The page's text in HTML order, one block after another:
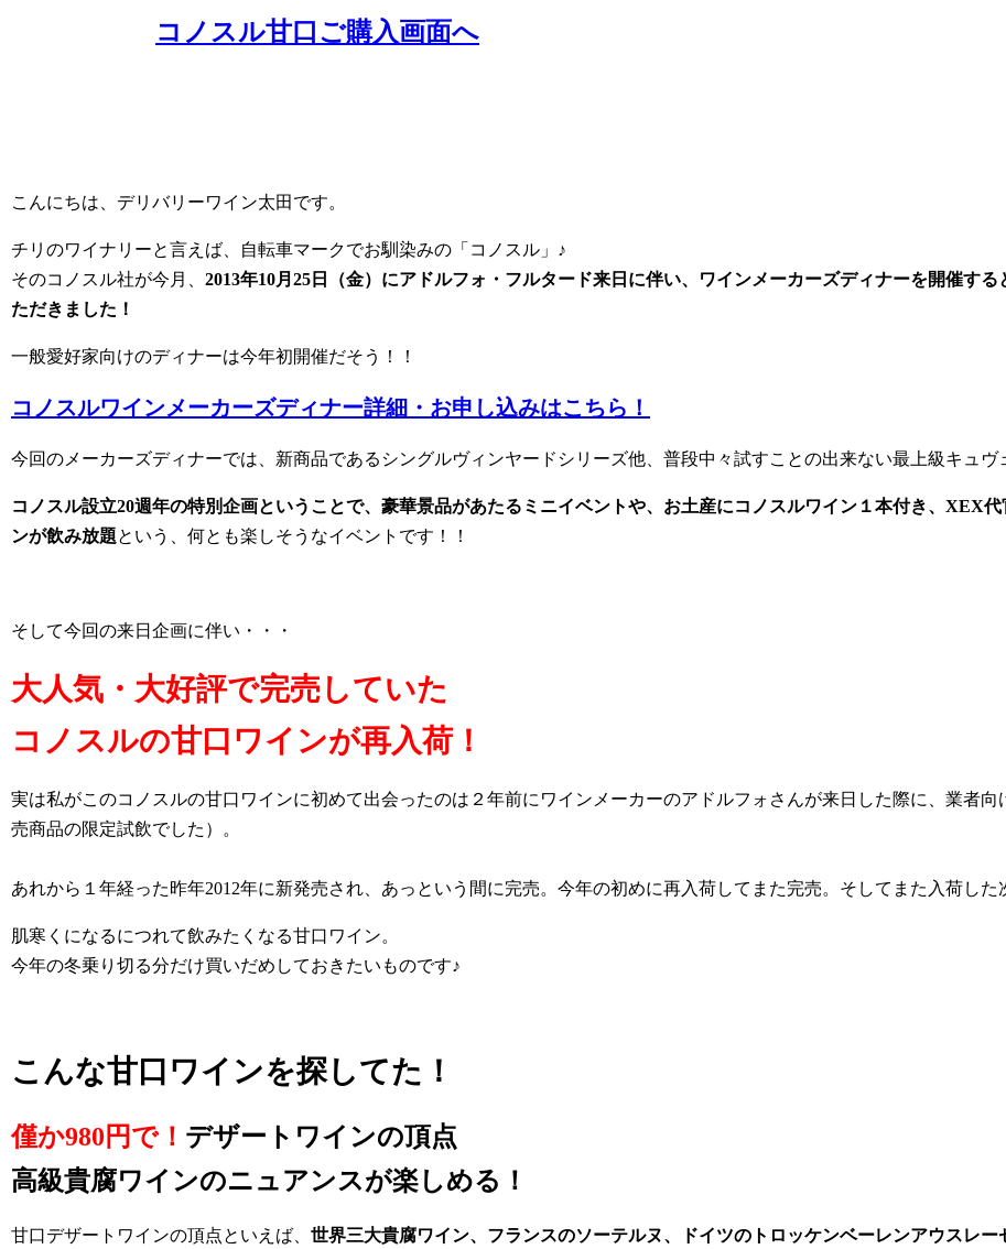
コノスル甘口ご購入画面へ
こんにちは、デリバリーワイン太田です。
チリのワイナリーと言えば、自転車マークでお馴染みの「コノスル」♪
そのコノスル社が今月、 2013年10月25日（金）にアドルフォ・フルタード来日に伴い、ワインメーカーズディナーを開催す
ただきました！
一般愛好家向けのディナーは今年初開催だそう！！
コノスルワインメーカーズディナー詳細・お申し込みはこちら！
今回のメーカーズディナーでは、新商品であるシングルヴィンヤードシリーズ他、普段中々試すことの出来ない最上級キュヴ
コノスル設立20週年の特別企画ということで、豪華景品があたるミニイベントや、お土産にコノスルワイン１本付き、XEX
ンが飲み放題という、何とも楽しそうなイベントです！！
そして今回の来日企画に伴い・・・
大人気・大好評で完売していた
コノスルの甘口ワインが再入荷！
実は私がこのコノスルの甘口ワインに初めて出会ったのは２年前にワインメーカーのアドルフォさんが来日した際に、業者
売商品の限定試飲でした）。
あれから１年経った昨年2012年に新発売され、あっという間に完売。今年の初めに再入荷してまた完売。そしてまた入荷した
肌寒くになるにつれて飲みたくなる甘口ワイン。
今年の冬乗り切る分だけ買いだめしておきたいものです♪
こんな甘口ワインを探してた！
僅か980円で！ デザートワインの頂点
高級貴腐ワインのニュアンスが楽しめる！
甘口デザートワインの頂点といえば、 世界三大貴腐ワイン、フランスのソーテルヌ、ドイツのトロッケンベーレンアウスレー